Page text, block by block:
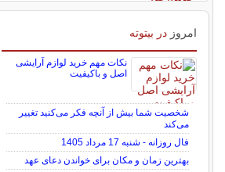
امروز در بیتوته
نکات مهم خرید لوازم آرایشی
اصل و باکیفیت
شخصیت شما بیش از آنچه فکر می‌کنید تغییر
می‌کند
فال روزانه - شنبه 17 مرداد 1405
بهترین زمان و مکان برای خواندن دعای عهد